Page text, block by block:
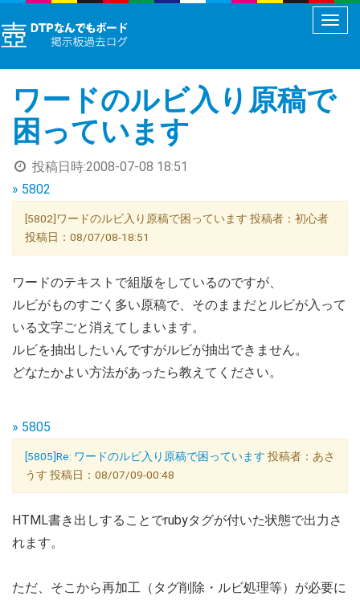
メ
ュ
ー
切
ワードのルビ入り原稿で
困っています
投稿日時:2008-07-08 18:51
» 5802
[5802]ワードのルビ入り原稿で困っています 投稿者：初心者
投稿日：08/07/08-18:51
ワードのテキストで組版をしているのですが、
ルビがものすごく多い原稿で、そのままだとルビが入って
いる文字ごと消えてしまいます。
ルビを抽出したいんですがルビが抽出できません。
どなたかよい方法があったら教えてください。
» 5805
[5805]Re: ワードのルビ入り原稿で困っています 投稿者：あさ
うす 投稿日：08/07/09-00:48
HTML書き出しすることでrubyタグが付いた状態で出力さ
れます。
ただ、そこから再加工（タグ削除・ルビ処理等）が必要に